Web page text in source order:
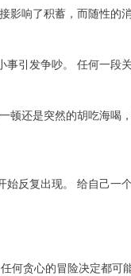
影响了积蓄，而随性的
引发争吵。 任何一段
顿还是突然的胡吃海喝
始反复出现。 给自己一
何贪心的冒险决定都可